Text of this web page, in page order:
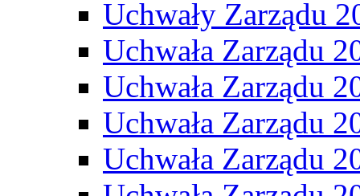
Uchwały Zarządu
Uchwała Zarządu
Uchwała Zarządu
Uchwała Zarządu
Uchwała Zarządu